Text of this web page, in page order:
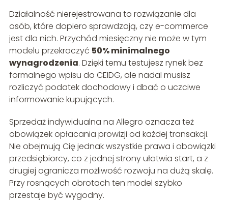
Działalność nierejestrowana to rozwiązanie dla
osób, które dopiero sprawdzają, czy e-commerce
jest dla nich. Przychód miesięczny nie może w tym
modelu przekroczyć 50% minimalnego
wynagrodzenia. Dzięki temu testujesz rynek bez
formalnego wpisu do CEIDG, ale nadal musisz
rozliczyć podatek dochodowy i dbać o uczciwe
informowanie kupujących.
Sprzedaż indywidualna na Allegro oznacza też
obowiązek opłacania prowizji od każdej transakcji.
Nie obejmują Cię jednak wszystkie prawa i obowiązki
przedsiębiorcy, co z jednej strony ułatwia start, a z
drugiej ogranicza możliwość rozwoju na dużą skalę.
Przy rosnących obrotach ten model szybko
przestaje być wygodny.